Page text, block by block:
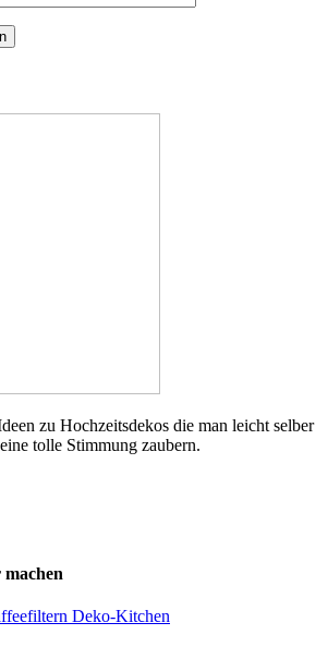
zu Hochzeitsdekos die man leicht selber
tolle Stimmung zaubern.